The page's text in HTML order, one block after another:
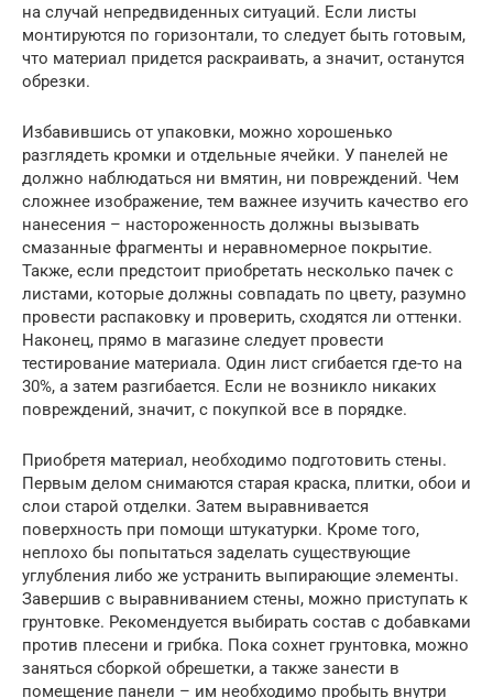
на случай непредвиденных ситуаций. Если листы
монтируются по горизонтали, то следует быть готовым,
что материал придется раскраивать, а значит, останутся
обрезки.
Избавившись от упаковки, можно хорошенько
разглядеть кромки и отдельные ячейки. У панелей не
должно наблюдаться ни вмятин, ни повреждений. Чем
сложнее изображение, тем важнее изучить качество его
нанесения – настороженность должны вызывать
смазанные фрагменты и неравномерное покрытие.
Также, если предстоит приобретать несколько пачек с
листами, которые должны совпадать по цвету, разумно
провести распаковку и проверить, сходятся ли оттенки.
Наконец, прямо в магазине следует провести
тестирование материала. Один лист сгибается где-то на
30%, а затем разгибается. Если не возникло никаких
повреждений, значит, с покупкой все в порядке.
Приобретя материал, необходимо подготовить стены.
Первым делом снимаются старая краска, плитки, обои и
слои старой отделки. Затем выравнивается
поверхность при помощи штукатурки. Кроме того,
неплохо бы попытаться заделать существующие
углубления либо же устранить выпирающие элементы.
Завершив с выравниванием стены, можно приступать к
грунтовке. Рекомендуется выбирать состав с добавками
против плесени и грибка. Пока сохнет грунтовка, можно
заняться сборкой обрешетки, а также занести в
помещение панели – им необходимо пробыть внутри